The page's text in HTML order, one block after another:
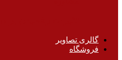
گالری تصاویر
فروشگاه